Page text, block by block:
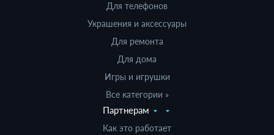
Для телефонов
Украшения и аксессуары
Для ремонта
Для дома
Игры и игрушки
Все категории »
Партнерам
Как это работает